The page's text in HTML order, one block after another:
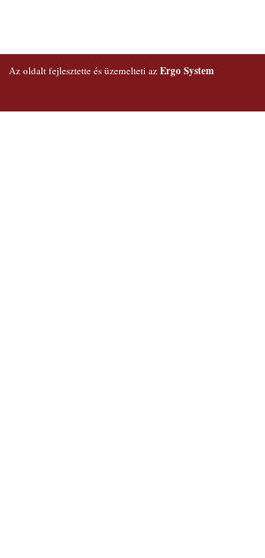
Az oldalt fejlesztette és üzemelteti az Ergo System